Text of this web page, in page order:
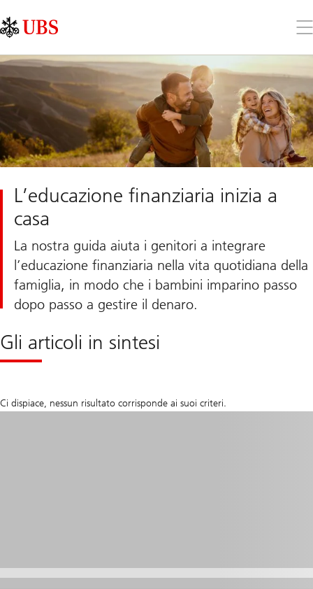
Links
Area
il
L’educazione finanziaria inizia a
casa
La nostra guida aiuta i genitori a integrare
l’educazione finanziaria nella vita quotidiana della
famiglia, in modo che i bambini imparino passo
dopo passo a gestire il denaro.
Gli articoli in sintesi
Ci dispiace, nessun risultato corrisponde ai suoi criteri.